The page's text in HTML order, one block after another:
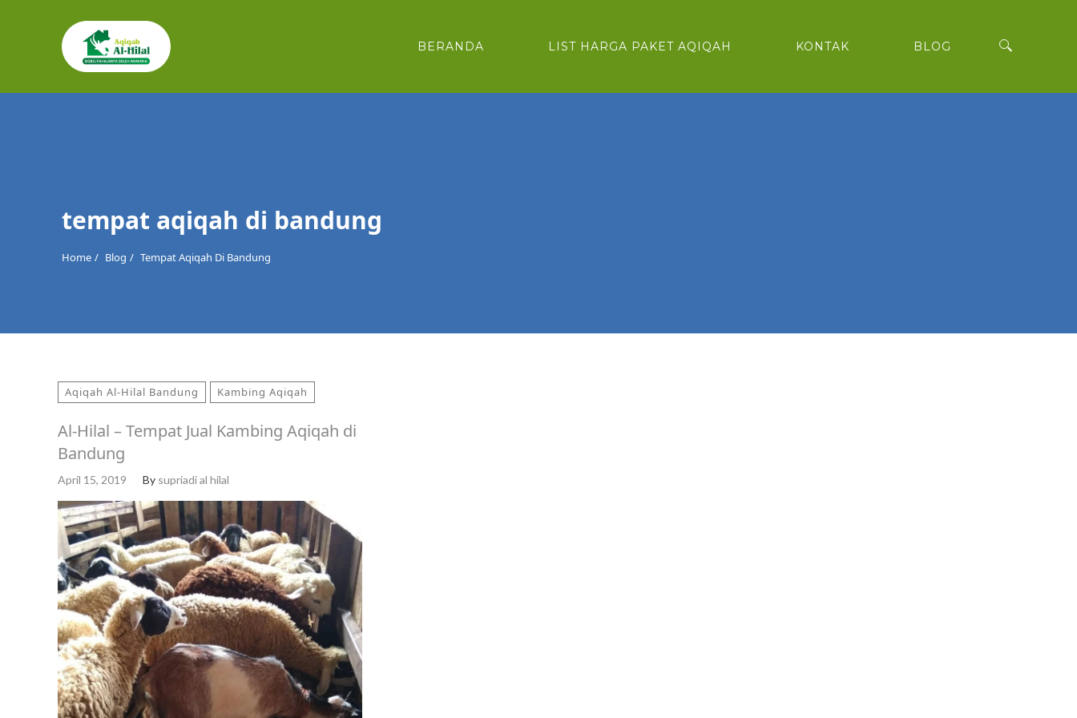
BERANDA LIST HARGA PAKET AQIQAH KONTAK BLOG
Cari
tempat aqiqah di bandung
Home Blog Tempat Aqiqah Di Bandung
Aqiqah Al-Hilal Bandung Kambing Aqiqah
Al-Hilal – Tempat Jual Kambing Aqiqah di
Bandung
April 15, 2019 By supriadi al hilal